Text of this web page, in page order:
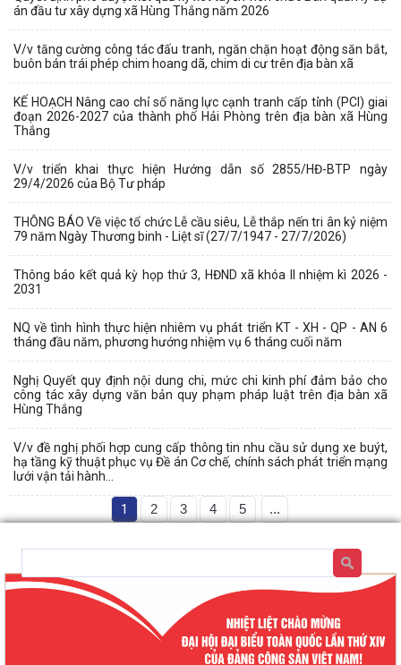
án đầu tư xây dựng xã Hùng Thắng năm 2026
V/v tăng cường công tác đấu tranh, ngăn chặn hoạt động săn bắt,
buôn bán trái phép chim hoang dã, chim di cư trên địa bàn xã
KẾ HOẠCH Nâng cao chỉ số năng lực cạnh tranh cấp tỉnh (PCI) giai
đoạn 2026-2027 của thành phố Hải Phòng trên địa bàn xã Hùng
Thắng
V/v triển khai thực hiện Hướng dẫn số 2855/HĐ-BTP ngày
29/4/2026 của Bộ Tư pháp
THÔNG BÁO Về việc tổ chức Lễ cầu siêu, Lễ thắp nến tri ân kỷ niệm
79 năm Ngày Thương binh - Liệt sĩ (27/7/1947 - 27/7/2026)
Thông báo kết quả kỳ họp thứ 3, HĐND xã khóa II nhiệm kì 2026 -
2031
NQ về tình hình thực hiện nhiêm vụ phát triển KT - XH - QP - AN 6
tháng đầu năm, phương hướng nhiệm vụ 6 tháng cuối năm
Nghị Quyết quy định nội dung chi, mức chi kinh phí đảm bảo cho
công tác xây dựng văn bản quy phạm pháp luật trên địa bàn xã
Hùng Thắng
V/v đề nghị phối hợp cung cấp thông tin nhu cầu sử dụng xe buýt,
hạ tầng kỹ thuật phục vụ Đề án Cơ chế, chính sách phát triển mạng
lưới vận tải hành...
1 2 3 4 5 ...